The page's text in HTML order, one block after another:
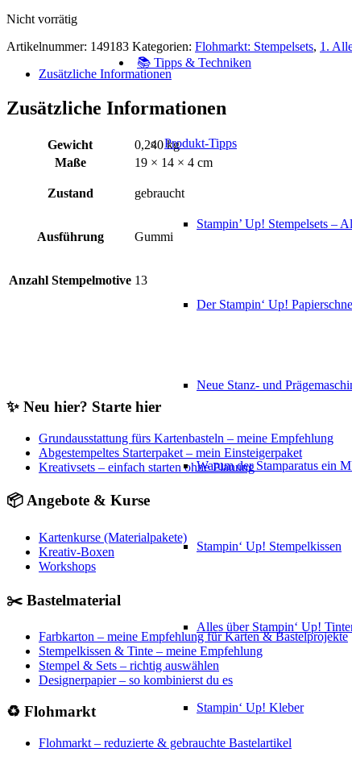
📚 Tipps & Techniken
Produkt-Tipps
Stampin’ Up! Stempelsets –
Der Stampin‘ Up!
Neue Stanz- und
Warum der Stamparatus ein
Stampin‘ Up! Stempelkissen
Alles über Stampin‘ Up!
Stampin‘ Up! Kleber
war:
Nicht vorrätig
Artikelnummer: 149183 Kategorien: Flohmarkt: Stempelsets, 1.
Zusätzliche Informationen
Zusätzliche Informationen
Gewicht
0,240 kg
Maße
19 × 14 × 4 cm
Zustand gebraucht
Ausführung Gummi
Anzahl Stempelmotive 13
✨ Neu hier? Starte hier
Grundausstattung fürs Kartenbasteln – meine Empfehlung
Abgestempeltes Starterpaket – mein Einsteigerpaket
Kreativsets – einfach starten ohne Planung
📦 Angebote & Kurse
Kartenkurse (Materialpakete)
Kreativ-Boxen
Workshops
✂️ Bastelmaterial
Farbkarton – meine Empfehlung für Karten & Bastelprojekte
Stempelkissen & Tinte – meine Empfehlung
Stempel & Sets – richtig auswählen
Designerpapier – so kombinierst du es
♻️ Flohmarkt
Flohmarkt – reduzierte & gebrauchte Bastelartikel